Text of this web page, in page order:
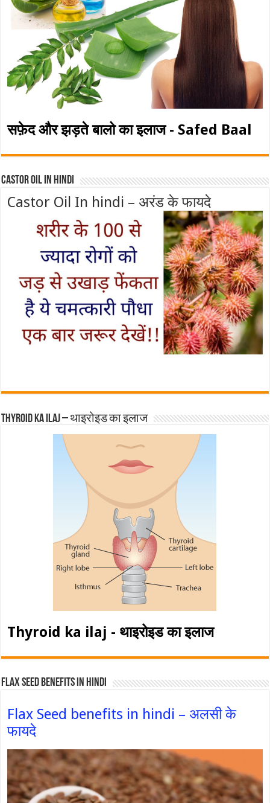
सफ़ेद और झड़ते बालो का इलाज - Safed Baal
Castor Oil In Hindi
Castor Oil In hindi – अरंड के फायदे
Thyroid ka ilaj – थाइरोइड का इलाज
Thyroid ka ilaj - थाइरोइड का इलाज
Flax Seed Benefits in hindi
Flax Seed benefits in hindi – अलसी के
फायदे